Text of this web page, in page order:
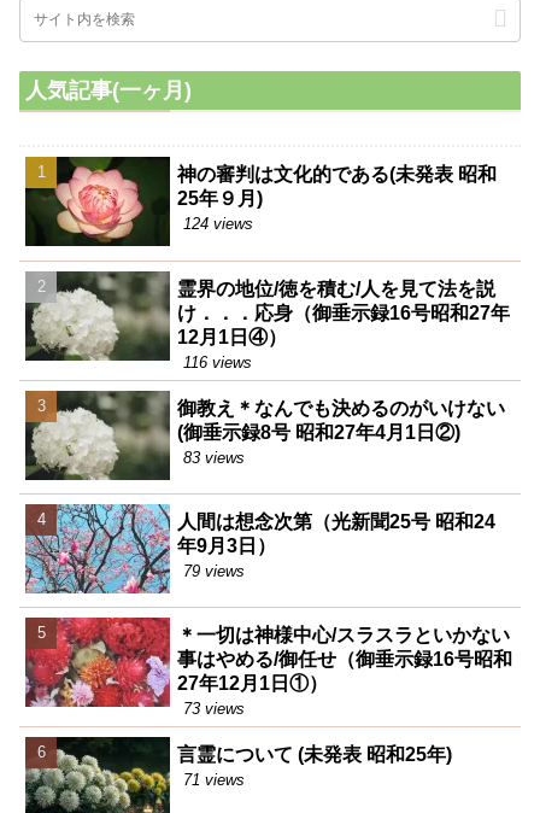
何としてもやらねばならん。
人気記事(一ヶ月)
神の審判は文化的である(未発表 昭和
25年９月)
124 views
霊界の地位/徳を積む/人を見て法を説
け．．．応身（御垂示録16号昭和27年
12月1日④）
116 views
御教え＊なんでも決めるのがいけない
(御垂示録8号 昭和27年4月1日②)
83 views
人間は想念次第（光新聞25号 昭和24
年9月3日）
79 views
＊一切は神様中心/スラスラといかない
事はやめる/御任せ（御垂示録16号昭和
27年12月1日①）
73 views
言霊について (未発表 昭和25年)
71 views